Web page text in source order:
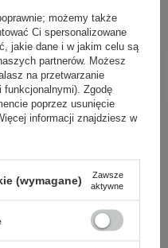
DO KOSZYKA
możemy także
Ci spersonalizowane
jakie dane i w jakim celu są
partnerów. Możesz
na przetwarzanie
funkcjonalnymi). Zgodę
poprzez usunięcie
informacji znajdziesz w
(wymagane)
Zawsze
aktywne